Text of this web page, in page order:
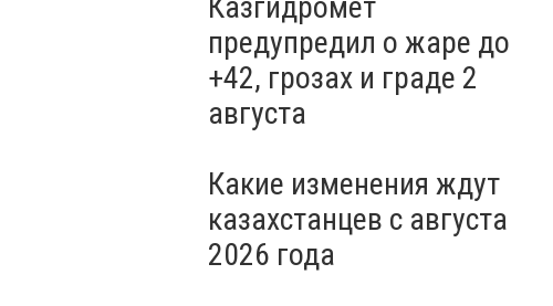
предупредил о жаре до
+42, грозах и граде 2
августа
Какие изменения ждут
казахстанцев с августа
2026 года